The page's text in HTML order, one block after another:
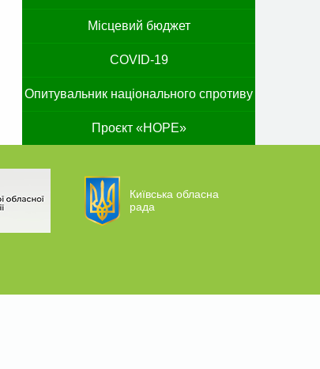
Місцевий бюджет
COVID-19
Опитувальник національного спротиву
Проєкт «HOPE»
Київська обласна
рада